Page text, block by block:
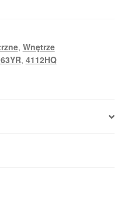
, Wnętrze
, 4112HQ